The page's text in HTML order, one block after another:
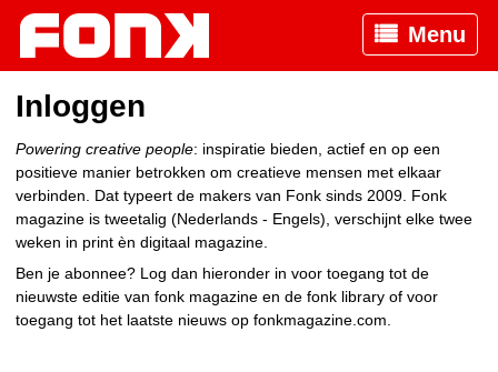
Menu
Inloggen
Powering creative people: inspiratie bieden, actief en op een
positieve manier betrokken om creatieve mensen met elkaar
verbinden. Dat typeert de makers van Fonk sinds 2009. Fonk
magazine is tweetalig (Nederlands - Engels), verschijnt elke twee
weken in print èn digitaal magazine.
Ben je abonnee? Log dan hieronder in voor toegang tot de
nieuwste editie van fonk magazine en de fonk library of voor
toegang tot het laatste nieuws op fonkmagazine.com.